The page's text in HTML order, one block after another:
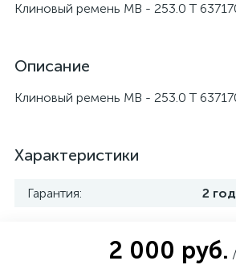
Клиновый ремень МВ - 253.0 Т
Описание
Клиновый ремень МВ - 253.0 Т
Характеристики
Гарантия: 2
2 000 руб.